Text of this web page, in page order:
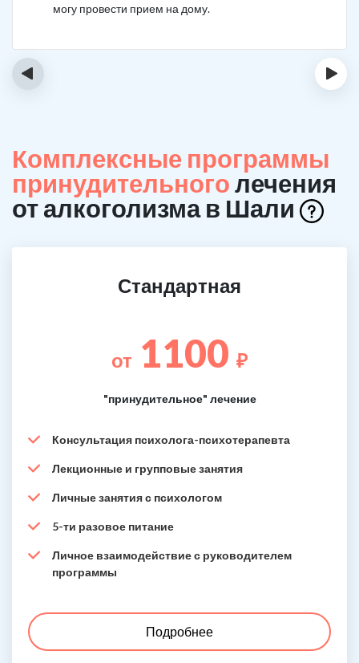
могу провести прием на дому.
‹ ›
Комплексные программы
принудительноголечения
от алкоголизма в Шали
Стандартная
от 1100 ₽
"принудительное" лечение
Консультация психолога-психотерапевта
Лекционные и групповые занятия
Личные занятия с психологом
5-ти разовое питание
Личное взаимодействие с руководителем
программы
Подробнее